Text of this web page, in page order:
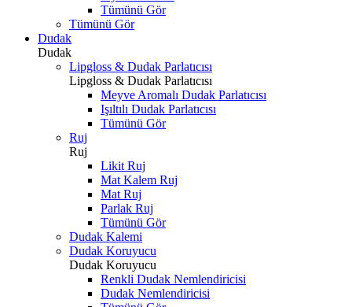
Tümünü Gör
Tümünü Gör
Dudak
Dudak
Lipgloss & Dudak Parlatıcısı
Lipgloss & Dudak Parlatıcısı
Meyve Aromalı Dudak Parlatıcısı
Işıltılı Dudak Parlatıcısı
Tümünü Gör
Ruj
Ruj
Likit Ruj
Mat Kalem Ruj
Mat Ruj
Parlak Ruj
Tümünü Gör
Dudak Kalemi
Dudak Koruyucu
Dudak Koruyucu
Renkli Dudak Nemlendiricisi
Dudak Nemlendiricisi